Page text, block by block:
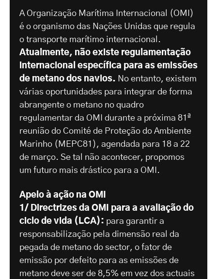
A Organização Marítima Internacional (OMI)
é o organismo das Nações Unidas que regula
o transporte marítimo internacional.
Atualmente, não existe regulamentação
internacional específica para as emissões
de metano dos navios. No entanto, existem
várias oportunidades para integrar de forma
abrangente o metano no quadro
regulamentar da OMI durante a próxima 81ª
reunião do Comité de Proteção do Ambiente
Marinho (MEPC81), agendada para 18 a 22
de março. Se tal não acontecer, propomos
um futuro mais drástico para a OMI.
Apelo à ação na OMI
1/ Directrizes da OMI para a avaliação do
ciclo de vida (LCA): para garantir a
responsabilização pela dimensão real da
pegada de metano do sector, o fator de
emissão por defeito para as emissões de
metano deve ser de 8,5% em vez dos actuais